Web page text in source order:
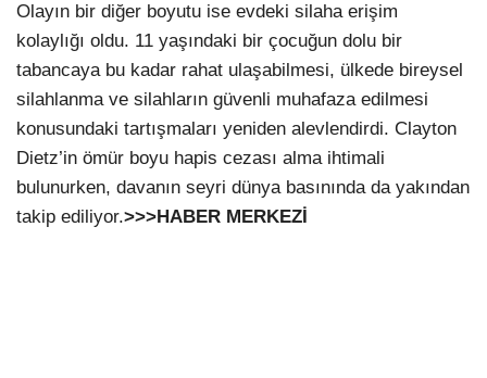
Olayın bir diğer boyutu ise evdeki silaha erişim
kolaylığı oldu. 11 yaşındaki bir çocuğun dolu bir
tabancaya bu kadar rahat ulaşabilmesi, ülkede bireysel
silahlanma ve silahların güvenli muhafaza edilmesi
konusundaki tartışmaları yeniden alevlendirdi. Clayton
Dietz’in ömür boyu hapis cezası alma ihtimali
bulunurken, davanın seyri dünya basınında da yakından
takip ediliyor.>>>HABER MERKEZİ